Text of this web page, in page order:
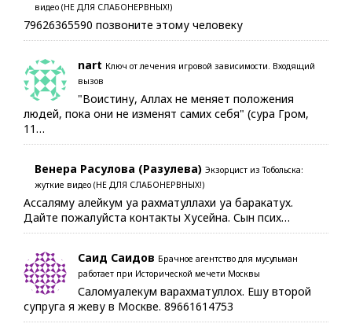
видео (НЕ ДЛЯ СЛАБОНЕРВНЫХ!)
79626365590 позвоните этому человеку
nart Ключ от лечения игровой зависимости. Входящий
вызов
"Воистину, Аллах не меняет положения
людей, пока они не изменят самих себя" (сура Гром,
11…
Венера Расулова (Разулева) Экзорцист из Тобольска:
жуткие видео (НЕ ДЛЯ СЛАБОНЕРВНЫХ!)
Ассаляму алейкум уа рахматуллахи уа баракатух.
Дайте пожалуйста контакты Хусейна. Сын псих…
Саид Саидов Брачное агентство для мусульман
работает при Исторической мечети Москвы
Саломуалекум варахматуллох. Ешу второй
супруга я жеву в Москве. 89661614753